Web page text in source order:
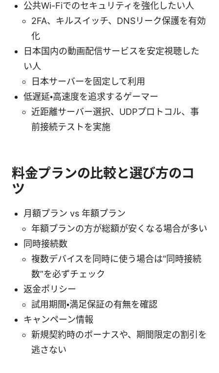
公共Wi-Fiでのセキュリティを強化したい人
2FA、キルスイッチ、DNSリーク保護を有効
化
日本国内の動画配信サービスを安定視聴した
い人
日本サーバーを固定して利用
低遅延・高速度を追求するゲーマー
近距離サーバー選択、UDPプロトコル、事
前接続テストを実施
料金プランの比較と選び方のコ
ツ
月額プラン vs 年額プラン
年額プランの方が総額が安くなる場合が多い
同時接続数
複数デバイスを同時に使う場合は“同時接続
数”を必ずチェック
返金ポリシー
試用期間・満足保証の有無を確認
キャンペーン情報
新規契約時のボーナスや、期間限定の割引を
逃さない